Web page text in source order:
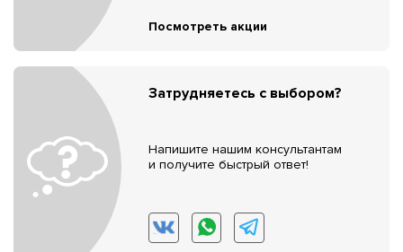
Посмотреть акции
Затрудняетесь с выбором?
Напишите нашим консультантам
и получите быстрый ответ!